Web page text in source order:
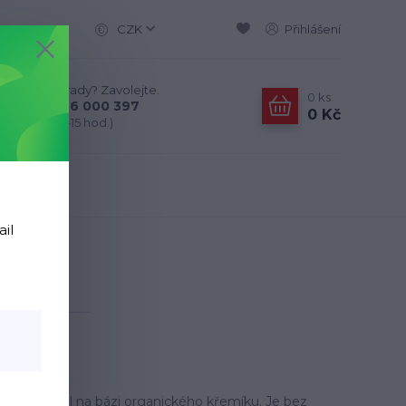
CZK Přihlášení
Nevíte si rady? Zavolejte.
+420 776 000 397
(Po-Pá, 9-15 hod.)
0 ks
0 Kč
gel
gel na bázi organického křemíku. Je bez